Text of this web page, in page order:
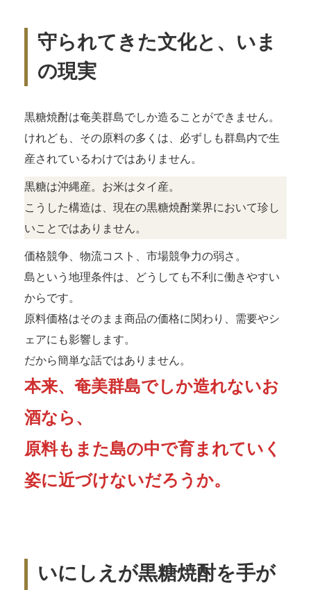
守られてきた文化と、いま
の現実
黒糖焼酎は奄美群島でしか造ることができません。
けれども、その原料の多くは、必ずしも群島内で生
産されているわけではありません。
黒糖は沖縄産。お米はタイ産。
こうした構造は、現在の黒糖焼酎業界において珍し
いことではありません。
価格競争、物流コスト、市場競争力の弱さ。
島という地理条件は、どうしても不利に働きやすい
からです。
原料価格はそのまま商品の価格に関わり、需要やシ
ェアにも影響します。
だから簡単な話ではありません。
本来、奄美群島でしか造れないお
酒なら、
原料もまた島の中で育まれていく
姿に近づけないだろうか。
いにしえが黒糖焼酎を手が